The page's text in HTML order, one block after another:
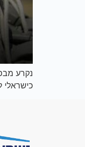
נקרע
כישראלי